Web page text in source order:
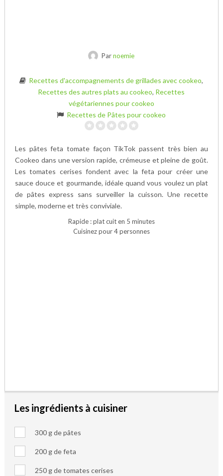
Parnoemie
Recettes d'accompagnements de grillades avec cookeo,
Recettes des autres plats au cookeo, Recettes
végétariennes pour cookeo
Recettes de Pâtes pour cookeo
Les pâtes feta tomate façon TikTok passent très bien au
Cookeo dans une version rapide, crémeuse et pleine de goût.
Les tomates cerises fondent avec la feta pour créer une
sauce douce et gourmande, idéale quand vous voulez un plat
de pâtes express sans surveiller la cuisson. Une recette
simple, moderne et très conviviale.
Rapide : plat cuit en 5 minutes
Cuisinez pour 4 personnes
Les ingrédients à cuisiner
300 g de pâtes
200 g de feta
250 g de tomates cerises